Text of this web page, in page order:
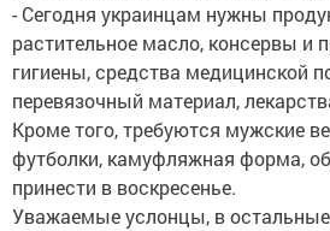
- Сегодня украинцам нужны
растительное масло, консервы и
гигиены, средства медицинской
перевязочный материал,
Кроме того, требуются мужские
футболки, камуфляжная форма,
принести в воскресенье.
Уважаемые услонцы, в